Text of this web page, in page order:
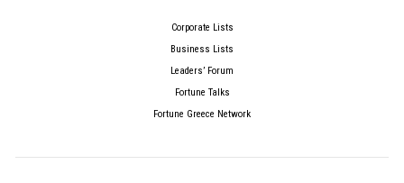
Corporate Lists
Business Lists
Leaders’ Forum
Fortune Talks
Fortune Greece Network